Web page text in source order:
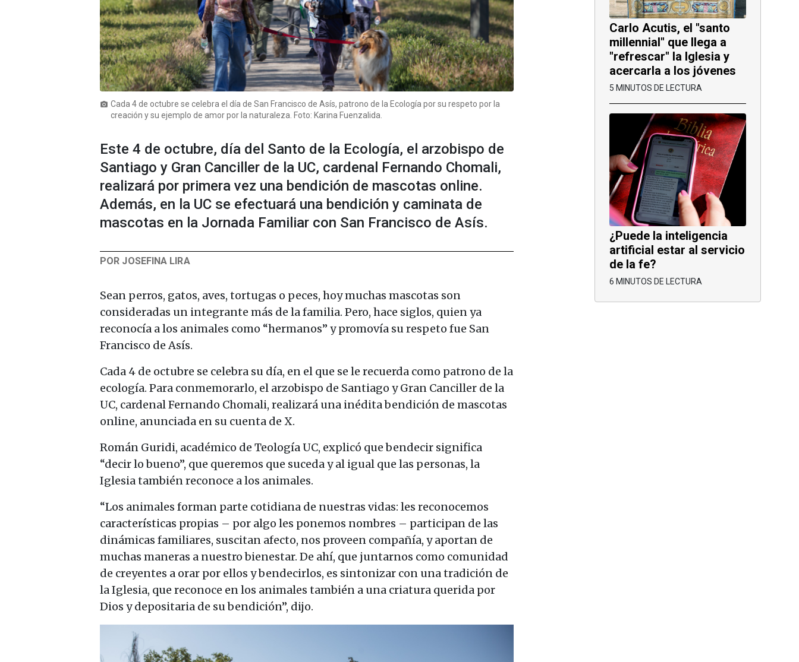
photo_camera Cada 4 de octubre se celebra el día de San Francisco de Asís, patrono de la Ecología por su respeto por la
creación y su ejemplo de amor por la naturaleza. Foto: Karina Fuenzalida.
Este 4 de octubre, día del Santo de la Ecología, el arzobispo de
Santiago y Gran Canciller de la UC, cardenal Fernando Chomali,
realizará por primera vez una bendición de mascotas online.
Además, en la UC se efectuará una bendición y caminata de
mascotas en la Jornada Familiar con San Francisco de Asís.
POR JOSEFINA LIRA
Sean perros, gatos, aves, tortugas o peces, hoy muchas mascotas son
consideradas un integrante más de la familia. Pero, hace siglos, quien ya
reconocía a los animales como “hermanos” y promovía su respeto fue San
Francisco de Asís.
Cada 4 de octubre se celebra su día, en el que se le recuerda como patrono de la
ecología. Para conmemorarlo, el arzobispo de Santiago y Gran Canciller de la
UC, cardenal Fernando Chomali, realizará una inédita bendición de mascotas
online, anunciada en su cuenta de X.
Román Guridi, académico de Teología UC, explicó que bendecir significa
“decir lo bueno”, que queremos que suceda y al igual que las personas, la
Iglesia también reconoce a los animales.
“Los animales forman parte cotidiana de nuestras vidas: les reconocemos
características propias – por algo les ponemos nombres – participan de las
dinámicas familiares, suscitan afecto, nos proveen compañía, y aportan de
muchas maneras a nuestro bienestar. De ahí, que juntarnos como comunidad
de creyentes a orar por ellos y bendecirlos, es sintonizar con una tradición de
la Iglesia, que reconoce en los animales también a una criatura querida por
Dios y depositaria de su bendición”, dijo.
Carlo Acutis, el "santo
millennial" que llega a
"refrescar" la Iglesia y
acercarla a los jóvenes
5 MINUTOS DE LECTURA
¿Puede la inteligencia
artificial estar al servicio
de la fe?
6 MINUTOS DE LECTURA